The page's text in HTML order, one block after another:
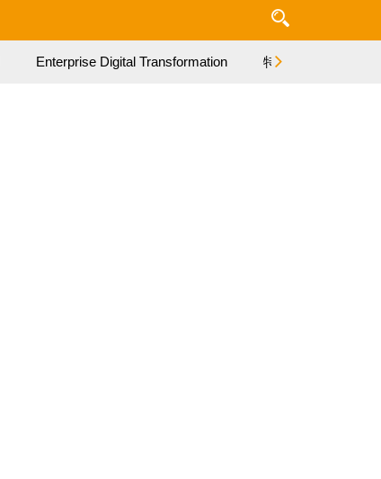
Enterprise Digital Transformation 特集